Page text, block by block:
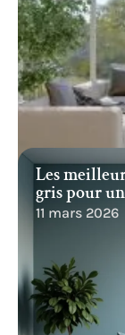
Les
gris pour
11 mars 2026